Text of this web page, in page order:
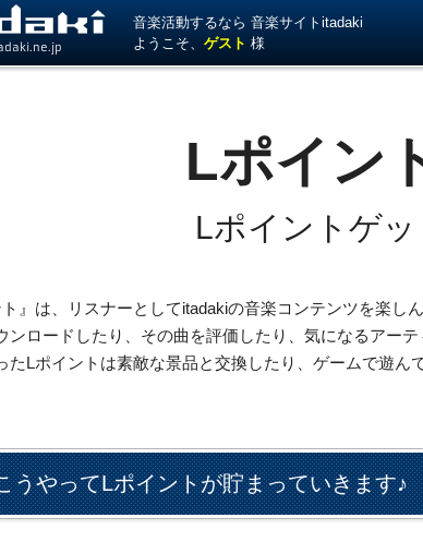
音楽活動するなら 音楽サイトitadaki
ようこそ、ゲスト 様
Lポイン
Lポイントゲッ
ト』は、リスナーとしてitadakiの音楽コンテンツを楽し
ンロードしたり、その曲を評価したり、気になるアー
たLポイントは素敵な景品と交換したり、ゲームで遊ん
うやってLポイントが貯まっていきます♪